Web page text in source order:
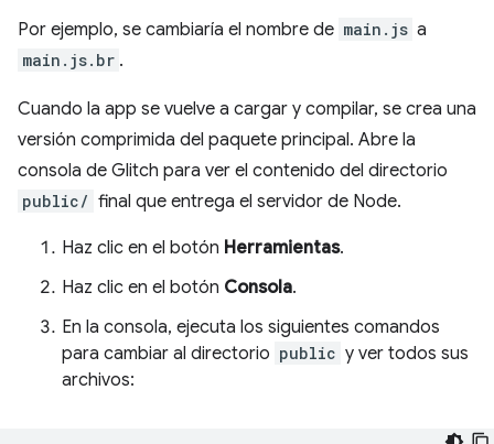
Por ejemplo, se cambiaría el nombre de main.js a
main.js.br .
Cuando la app se vuelve a cargar y compilar, se crea una
versión comprimida del paquete principal. Abre la
consola de Glitch para ver el contenido del directorio
public/ final que entrega el servidor de Node.
Haz clic en el botón Herramientas.
Haz clic en el botón Consola.
En la consola, ejecuta los siguientes comandos
para cambiar al directorio public y ver todos sus
archivos: